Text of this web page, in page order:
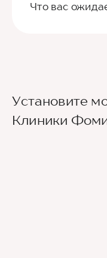
Что вас
Ведущие врачи
Установите
Клиники